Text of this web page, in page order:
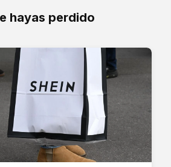
hayas perdido